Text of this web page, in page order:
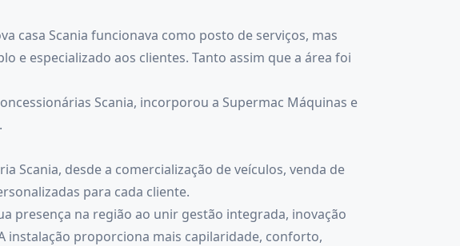
casa Scania funcionava como posto de serviços, mas
especializado aos clientes. Tanto assim que a área foi
Scania, incorporou a Supermac Máquinas e
Scania, desde a comercialização de veículos, venda de
para cada cliente.
presença na região ao unir gestão integrada, inovação
instalação proporciona mais capilaridade, conforto,